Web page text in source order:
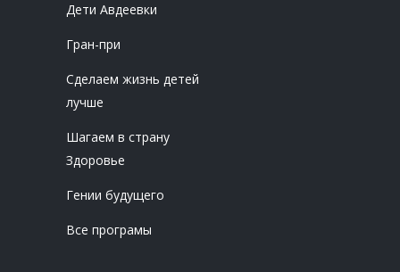
Дети Авдеевки
Гран-при
Сделаем жизнь детей
лучше
Шагаем в страну
Здоровье
Гении будущего
Все програмы